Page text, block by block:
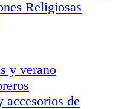
Religiosas
y verano
accesorios de